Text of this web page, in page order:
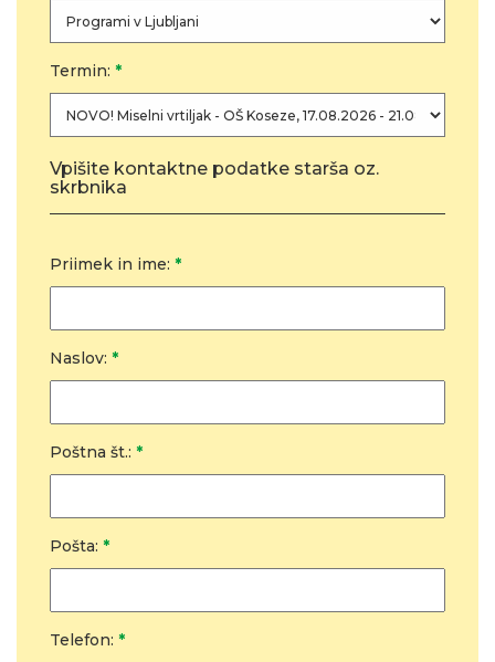
Termin: *
Vpišite kontaktne podatke starša oz.
skrbnika
Priimek in ime: *
Naslov: *
Poštna št.: *
Pošta: *
Telefon: *